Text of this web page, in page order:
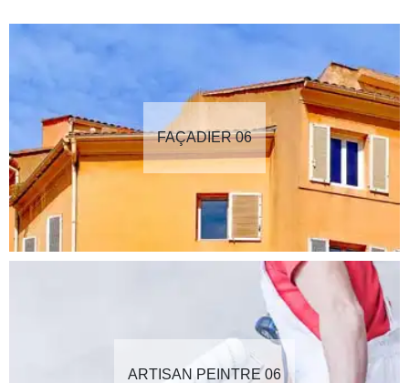
FAÇADIER 06
ARTISAN PEINTRE 06